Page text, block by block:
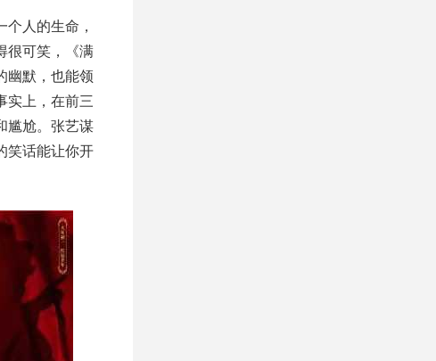
人的生命，
很可笑，《满
幽默，也能领
实上，在前三
尴尬。张艺谋
笑话能让你开